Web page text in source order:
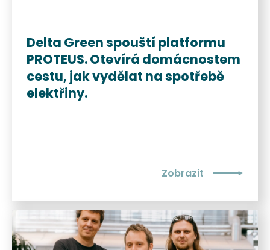
Delta Green spouští platformu
PROTEUS. Otevírá domácnostem
cestu, jak vydělat na spotřebě
elektřiny.
Zobrazit